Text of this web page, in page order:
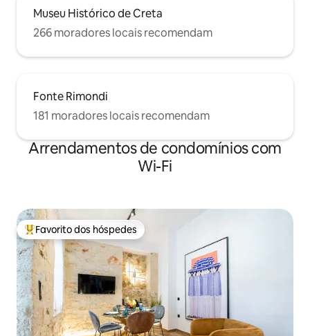
Museu Histórico de Creta
266 moradores locais recomendam
Fonte Rimondi
181 moradores locais recomendam
Arrendamentos de condomínios com
Wi-Fi
Favoritos dos hóspedes mais apreciados
Favorito dos hóspedes